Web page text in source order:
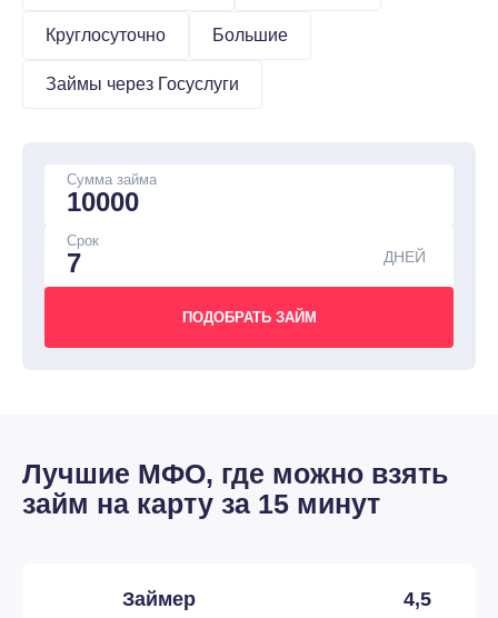
Круглосуточно Большие
Займы через Госуслуги
Сумма займа
Срок
ДНЕЙ
Лучшие МФО, где можно взять
займ на карту за 15 минут
Займер 4,5